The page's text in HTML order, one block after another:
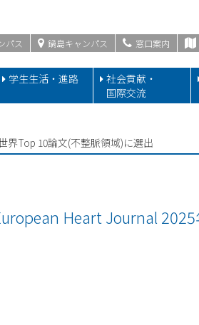
パス 鍋島キャンパス 窓口案内
学生生活・進路
社会貢献・
国際交流
界Top 10論文(不整脈領域)に選出
Heart Journal